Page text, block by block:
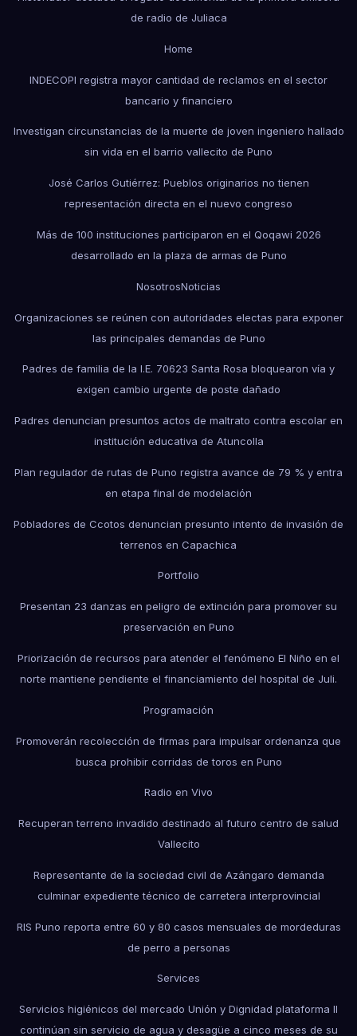
de radio de Juliaca
Home
INDECOPI registra mayor cantidad de reclamos en el sector
bancario y financiero
Investigan circunstancias de la muerte de joven ingeniero hallado
sin vida en el barrio vallecito de Puno
José Carlos Gutiérrez: Pueblos originarios no tienen
representación directa en el nuevo congreso
Más de 100 instituciones participaron en el Qoqawi 2026
desarrollado en la plaza de armas de Puno
NosotrosNoticias
Organizaciones se reúnen con autoridades electas para exponer
las principales demandas de Puno
Padres de familia de la I.E. 70623 Santa Rosa bloquearon vía y
exigen cambio urgente de poste dañado
Padres denuncian presuntos actos de maltrato contra escolar en
institución educativa de Atuncolla
Plan regulador de rutas de Puno registra avance de 79 % y entra
en etapa final de modelación
Pobladores de Ccotos denuncian presunto intento de invasión de
terrenos en Capachica
Portfolio
Presentan 23 danzas en peligro de extinción para promover su
preservación en Puno
Priorización de recursos para atender el fenómeno El Niño en el
norte mantiene pendiente el financiamiento del hospital de Juli.
Programación
Promoverán recolección de firmas para impulsar ordenanza que
busca prohibir corridas de toros en Puno
Radio en Vivo
Recuperan terreno invadido destinado al futuro centro de salud
Vallecito
Representante de la sociedad civil de Azángaro demanda
culminar expediente técnico de carretera interprovincial
RIS Puno reporta entre 60 y 80 casos mensuales de mordeduras
de perro a personas
Services
Servicios higiénicos del mercado Unión y Dignidad plataforma II
continúan sin servicio de agua y desagüe a cinco meses de su